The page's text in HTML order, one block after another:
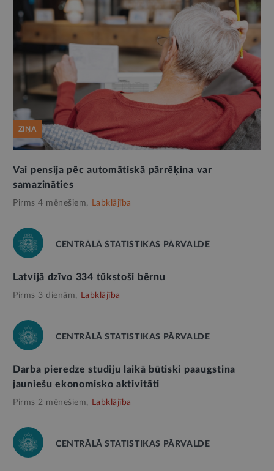
ZIŅA
Vai pensija pēc automātiskā pārrēķina var
samazināties
Pirms 4 mēnešiem, Labklājība
CENTRĀLĀ STATISTIKAS PĀRVALDE
Latvijā dzīvo 334 tūkstoši bērnu
Pirms 3 dienām, Labklājība
CENTRĀLĀ STATISTIKAS PĀRVALDE
Darba pieredze studiju laikā būtiski paaugstina
jauniešu ekonomisko aktivitāti
Pirms 2 mēnešiem, Labklājība
CENTRĀLĀ STATISTIKAS PĀRVALDE